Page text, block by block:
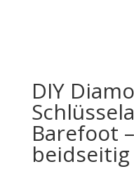
DIY
Barefoot